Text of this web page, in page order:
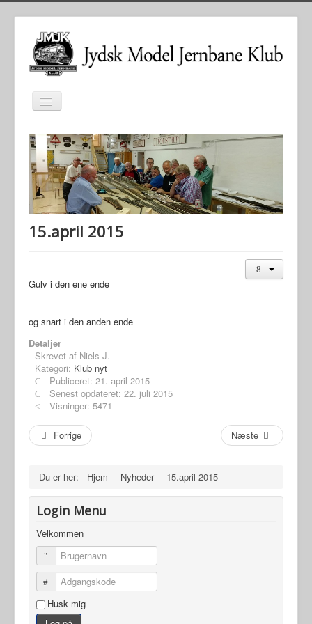
Toggle
Navigation
Forside
Nyheder
Anlægget
Kontakt
Arkiver
Søg
15.april 2015
Gulv i den ene ende
og snart i den anden ende
Detaljer
Skrevet af Niels J.
Kategori: Klub nyt
Publiceret: 21. april 2015
Senest opdateret: 22. juli 2015
Visninger: 5471
Forrige Næste
Du er her: Hjem Nyheder 15.april 2015
Login Menu
Velkommen
Brugernavn
Adgangskode
Husk mig